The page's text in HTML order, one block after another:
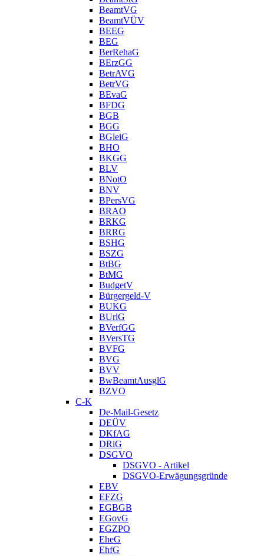
BeamtVG
BeamtVÜV
BEEG
BEG
BerRehaG
BErzGG
BetrAVG
BetrVG
BEvaG
BFDG
BGB
BGG
BGleiG
BHO
BKGG
BLV
BNotO
BNV
BPersVG
BRAO
BRKG
BRRG
BSHG
BSZG
BtBG
BtMG
BudgetV
Bürgergeld-V
BUKG
BUrlG
BVerfGG
BVersTG
BVFG
BVG
BVV
BwBeamtAusglG
BZVO
C-K
De-Mail-Gesetz
DEÜV
DKfAG
DRiG
DSGVO
DSGVO - Artikel
DSGVO-Erwägungsgründe
EBV
EFZG
EGBGB
EGovG
EGZPO
EheG
EhfG